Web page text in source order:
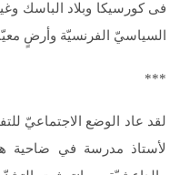
فى كورسيكا وبلاد الباسك
السياسيّ الفرنسيّة وأرضٍ
***
لقد عاد الوضع الاجتماعيّ
لأستاذ مدرسة في ضاحية